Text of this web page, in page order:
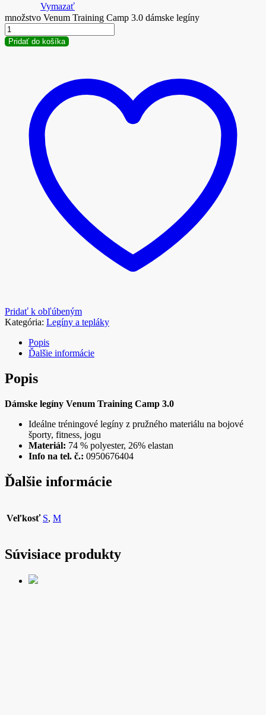
Vymazať
množstvo Venum Training Camp 3.0 dámske legíny
Pridať do košíka
Pridať k obľúbeným
Kategória: Legíny a tepláky
Popis
Ďalšie informácie
Popis
Dámske legíny Venum Training Camp 3.0
Ideálne tréningové legíny z pružného materiálu na bojové
športy, fitness, jogu
Materiál: 74 % polyester, 26% elastan
Info na tel. č.: 0950676404
Ďalšie informácie
Veľkosť S, M
Súvisiace produkty